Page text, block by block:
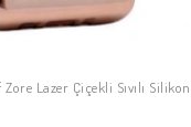
SEPETE EKLE
Zore Lazer Çiçekli Sıvılı Silikon